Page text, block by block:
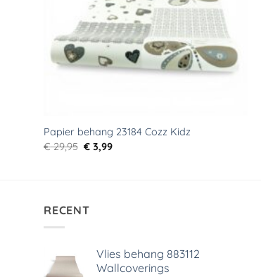
Papier behang 23184 Cozz Kidz
€29,95 Oorspronkelijke
prijs
€ 3,99Huidige
RECENT
Vlies behang 883112
Wallcoverings